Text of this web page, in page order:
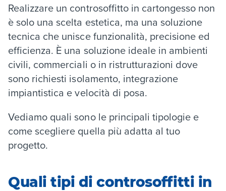
Realizzare un controsoffitto in cartongesso non
è solo una scelta estetica, ma una soluzione
tecnica che unisce funzionalità, precisione ed
efficienza. È una soluzione ideale in ambienti
civili, commerciali o in ristrutturazioni dove
sono richiesti isolamento, integrazione
impiantistica e velocità di posa.
Vediamo quali sono le principali tipologie e
come scegliere quella più adatta al tuo
progetto.
Quali tipi di controsoffitti in